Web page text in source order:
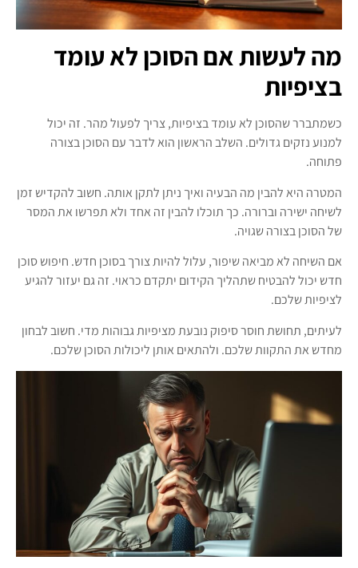
מה לעשות אם הסוכן לא עומד
בציפיות
כשמתברר שהסוכן לא עומד בציפיות, צריך לפעול מהר. זה יכול
למנוע נזקים גדולים. השלב הראשון הוא לדבר עם הסוכן בצורה
פתוחה.
המטרה היא להבין מה הבעיה ואיך ניתן לתקן אותה. חשוב להקדיש זמן
לשיחה ישירה וברורה. כך תוכלו להבין זה אחד ולא תפרשו את המסר
של הסוכן בצורה שגויה.
אם השיחה לא מביאה שיפור, עלול להיות צורך בסוכן חדש. חיפוש סוכן
חדש יכול להבטיח שתהליך הקידום יתקדם כראוי. זה גם יעזור להגיע
לציפיות שלכם.
לעיתים, תחושת חוסר סיפוק נובעת מציפיות גבוהות מדי. חשוב לבחון
מחדש את התקוות שלכם. ולהתאים אותן ליכולות הסוכן שלכם.